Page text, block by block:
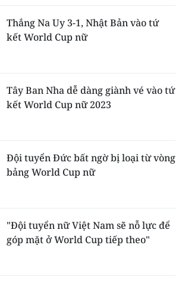
Thắng Na Uy 3-1, Nhật Bản vào tứ
kết World Cup nữ
Tây Ban Nha dễ dàng giành vé vào tứ
kết World Cup nữ 2023
Đội tuyển Đức bất ngờ bị loại từ vòng
bảng World Cup nữ
"Đội tuyển nữ Việt Nam sẽ nỗ lực để
góp mặt ở World Cup tiếp theo"